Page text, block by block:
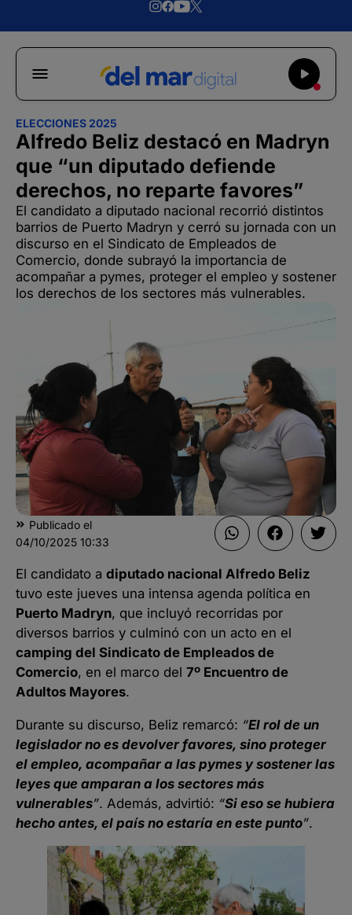
ELECCIONES 2025
Alfredo Beliz destacó en Madryn
que “un diputado defiende
derechos, no reparte favores”
El candidato a diputado nacional recorrió distintos
barrios de Puerto Madryn y cerró su jornada con un
discurso en el Sindicato de Empleados de
Comercio, donde subrayó la importancia de
acompañar a pymes, proteger el empleo y sostener
los derechos de los sectores más vulnerables.
Publicado el
04/10/2025 10:33
El candidato a diputado nacional Alfredo Beliz
tuvo este jueves una intensa agenda política en
Puerto Madryn, que incluyó recorridas por
diversos barrios y culminó con un acto en el
camping del Sindicato de Empleados de
Comercio, en el marco del 7º Encuentro de
Adultos Mayores.
Durante su discurso, Beliz remarcó: “El rol de un
legislador no es devolver favores, sino proteger
el empleo, acompañar a las pymes y sostener las
leyes que amparan a los sectores más
vulnerables”. Además, advirtió: “Si eso se hubiera
hecho antes, el país no estaría en este punto”.